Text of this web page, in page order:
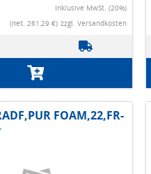
Inklusive MwSt. (20%)
(net. 261,29 €) zzgl. Versandkosten
FOAM,22,FR-